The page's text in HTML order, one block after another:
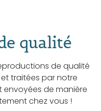
qualité
de qualité
traitées par notre
de manière
chez vous !